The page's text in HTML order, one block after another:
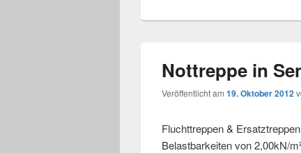
Nottreppe in
Veröffentlicht am 19. Oktober 2012
Fluchttreppen &
Belastbarkeiten von 2,00kN/